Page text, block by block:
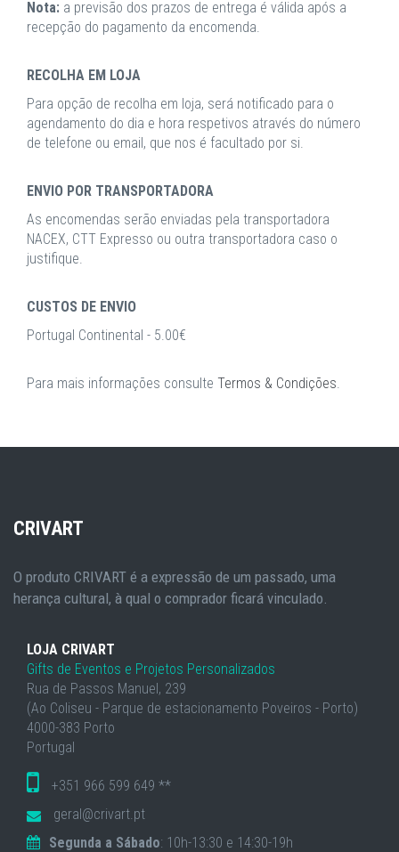
Nota: a previsão dos prazos de entrega é válida após a
recepção do pagamento da encomenda.
RECOLHA EM LOJA
Para opção de recolha em loja, será notificado para o
agendamento do dia e hora respetivos através do número
de telefone ou email, que nos é facultado por si.
ENVIO POR TRANSPORTADORA
As encomendas serão enviadas pela transportadora
NACEX, CTT Expresso ou outra transportadora caso o
justifique.
CUSTOS DE ENVIO
Portugal Continental - 5.00€
Para mais informações consulte Termos & Condições.
CRIVART
O produto CRIVART é a expressão de um passado, uma
herança cultural, à qual o comprador ficará vinculado.
LOJA CRIVART
Gifts de Eventos e Projetos Personalizados
Rua de Passos Manuel, 239
(Ao Coliseu - Parque de estacionamento Poveiros - Porto)
4000-383 Porto
Portugal
+351 966 599 649 **
geral@crivart.pt
Segunda a Sábado: 10h-13:30 e 14:30-19h